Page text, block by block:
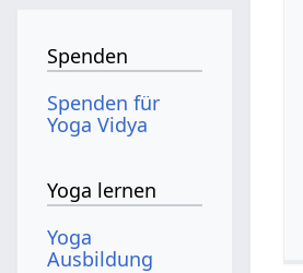
Spenden
Spenden für
Yoga Vidya
Yoga lernen
Yoga
Ausbildung